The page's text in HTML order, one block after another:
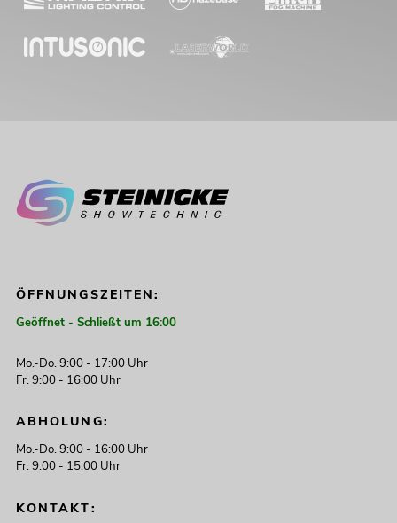
Pixel DMX Tube + Soft-Bag
ÖFFNUNGSZEITEN:
Geöffnet - Schließt um 16:00
Mo.-Do. 9:00 - 17:00 Uhr
Fr. 9:00 - 16:00 Uhr
ABHOLUNG:
Mo.-Do. 9:00 - 16:00 Uhr
Fr. 9:00 - 15:00 Uhr
KONTAKT: